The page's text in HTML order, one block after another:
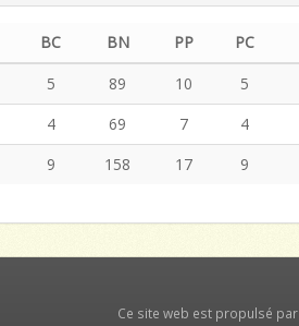
BC BN PP PC
5 89 10 5
4 69 7 4
9 158 17 9
Ce site web est propulsé par